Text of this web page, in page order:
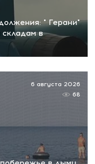
" Герани"
складам в
6 августа 2026
68